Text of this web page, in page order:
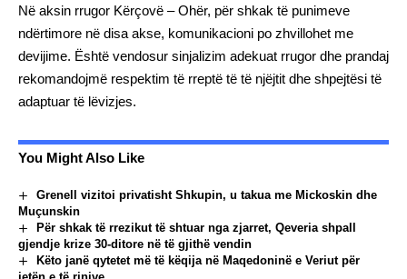
Në aksin rrugor Kërçovë – Ohër, për shkak të punimeve
ndërtimore në disa akse, komunikacioni po zhvillohet me
devijime. Është vendosur sinjalizim adekuat rrugor dhe prandaj
rekomandojmë respektim të rreptë të të njëjtit dhe shpejtësi të
adaptuar të lëvizjes.
You Might Also Like
Grenell vizitoi privatisht Shkupin, u takua me Mickoskin dhe
Muçunskin
Për shkak të rrezikut të shtuar nga zjarret, Qeveria shpall
gjendje krize 30-ditore në të gjithë vendin
Këto janë qytetet më të këqija në Maqedoninë e Veriut për